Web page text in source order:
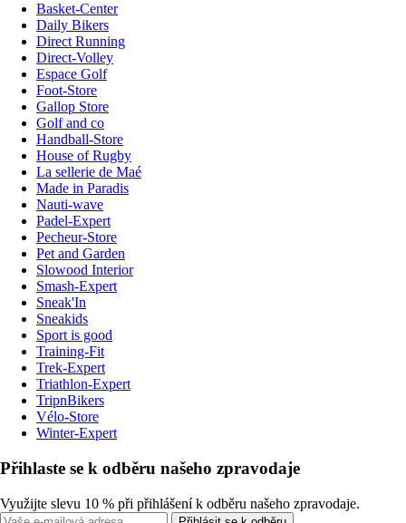
Basket-Center
Daily Bikers
Direct Running
Direct-Volley
Espace Golf
Foot-Store
Gallop Store
Golf and co
Handball-Store
House of Rugby
La sellerie de Maé
Made in Paradis
Nauti-wave
Padel-Expert
Pecheur-Store
Pet and Garden
Slowood Interior
Smash-Expert
Sneak'In
Sneakids
Sport is good
Training-Fit
Trek-Expert
Triathlon-Expert
TripnBikers
Vélo-Store
Winter-Expert
Přihlaste se k odběru našeho zpravodaje
Využijte slevu 10 % při přihlášení k odběru našeho zpravodaje.